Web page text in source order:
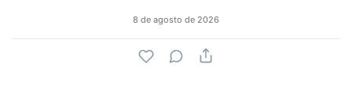
8 de agosto de 2026